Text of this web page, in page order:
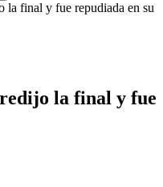
la final y fue repudiada en su
la final y fue